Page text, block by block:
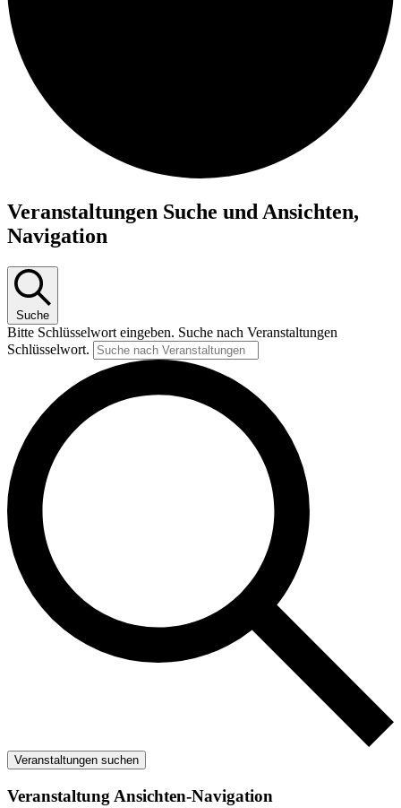
Veranstaltungen
für
18.
Dezember
2023
Veranstaltungen Suche und Ansichten,
Navigation
Suche
Bitte Schlüsselwort eingeben. Suche nach Veranstaltungen
Schlüsselwort.
Veranstaltungen suchen
Veranstaltung Ansichten-Navigation